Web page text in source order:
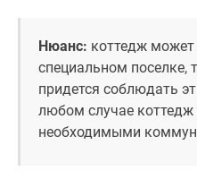
ипотеку
Бизнес-
центры
Коттеджи
Скидки
Нюанс: коттедж может
специальном поселке,
придется соблюдать
любом случае коттедж
необходимыми